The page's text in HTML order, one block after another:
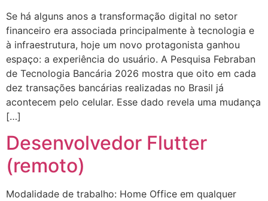
Se há alguns anos a transformação digital no setor
financeiro era associada principalmente à tecnologia e
à infraestrutura, hoje um novo protagonista ganhou
espaço: a experiência do usuário. A Pesquisa Febraban
de Tecnologia Bancária 2026 mostra que oito em cada
dez transações bancárias realizadas no Brasil já
acontecem pelo celular. Esse dado revela uma mudança
[…]
Desenvolvedor Flutter
(remoto)
Modalidade de trabalho: Home Office em qualquer